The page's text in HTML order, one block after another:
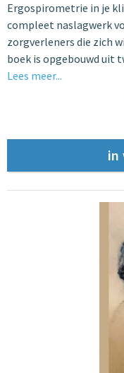
Ergospirometrie in je
compleet naslagwerk
zorgverleners die zich
boek is opgebouwd uit
Lees meer...